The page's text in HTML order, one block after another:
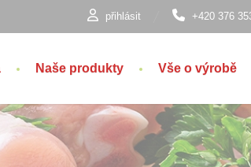
přihlásit +420 376
Naše produkty Vše o výrobě